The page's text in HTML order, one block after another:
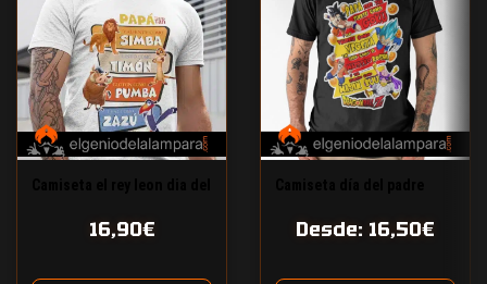
16,90€ Desde: 16,50€